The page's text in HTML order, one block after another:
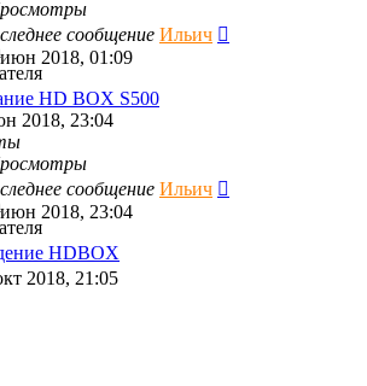
сообщение Ильич
2018, 01:09
HD BOX S500
2018, 23:04
сообщение Ильич
2018, 23:04
HDBOX
2018, 21:05